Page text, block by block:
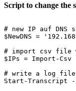
Script to change the
# new IP auf DNS
$NewDNS =
# import csv file
$IPs = Import-
# write a log file
Start-Transcript -